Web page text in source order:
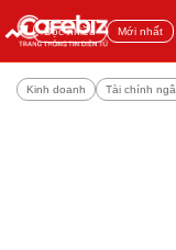
Đọc nhiều Mới nhất
Kinh doanh Tài chính